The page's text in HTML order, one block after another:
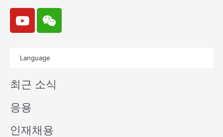
Y
o
u
e
W
e
i
n
Language
최근 소식
응용
인재채용